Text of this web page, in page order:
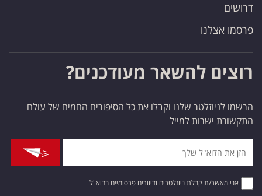
דרושים
פרסמו אצלנו
רוצים להשאר מעודכנים?
הרשמו לניוזלטר שלנו וקבלו את כל הסיפורים החמים של עולם
התקשורת ישרות למייל
אני מאשר/ת קבלת ניוזלטרים ודיוורים פרסומיים בדוא"ל